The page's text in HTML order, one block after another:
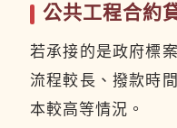
公共工程合約
若承接的是政府標
流程較長、撥款時
本較高等情況。